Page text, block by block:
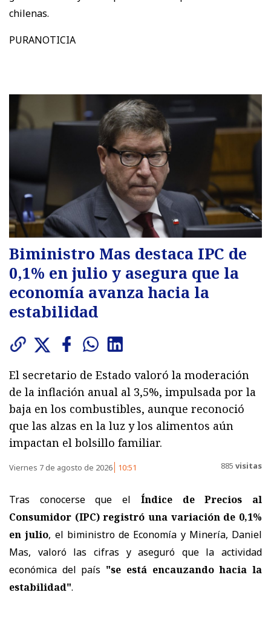
chilenas.
PURANOTICIA
Biministro Mas destaca IPC de
0,1% en julio y asegura que la
economía avanza hacia la
estabilidad
El secretario de Estado valoró la moderación
de la inflación anual al 3,5%, impulsada por la
baja en los combustibles, aunque reconoció
que las alzas en la luz y los alimentos aún
impactan el bolsillo familiar.
Viernes 7 de agosto de 2026 10:51 885 visitas
Tras conocerse que el Índice de Precios al
Consumidor (IPC) registró una variación de 0,1%
en julio, el biministro de Economía y Minería, Daniel
Mas, valoró las cifras y aseguró que la actividad
económica del país "se está encauzando hacia la
estabilidad".